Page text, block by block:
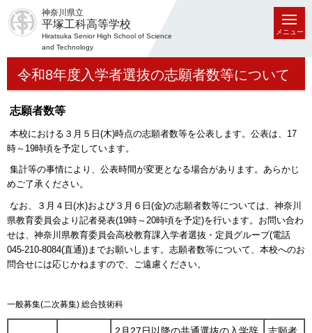
神奈川県立
平塚工科高等学校
Hiratsuka Senior High School of Science
and Technology
メニュー
令和8年度入学者選抜の志願者数等について
志願者数等
本校における３月５日(木)時点の志願者数等を公表します。公表は、17
時～19時頃を予定しています。
集計等の事情により、公表時間が変更となる場合があります。あらかじ
めご了承ください。
なお、３月４日(水)および３月６日(金)の志願者数等については、神奈川
県教育委員会より記者発表(19時～20時頃を予定)を行います。お問い合わ
せは、神奈川県教育委員会高校教育課入学者選抜・定員グループ(電話
045-210-8084(直通))までお願いします。志願者数等について、本校へのお
問合せには応じかねますので、ご遠慮ください。
一般募集(二次募集) 総合技術科
2月27日以降の共通選抜の入学辞
志願者